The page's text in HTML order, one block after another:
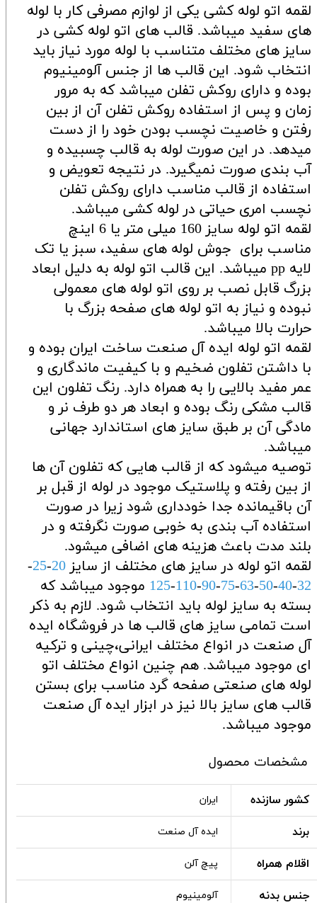
لقمه اتو لوله کشی یکی از لوازم مصرفی کار با لوله
های سفید میباشد. قالب های اتو لوله کشی در
سایز های مختلف متناسب با لوله مورد نیاز باید
انتخاب شود. این قالب ها از جنس آلومینیوم
بوده و دارای روکش تفلن میباشد که به مرور
زمان و پس از استفاده روکش تفلن آن از بین
رفتن و خاصیت نچسب بودن خود را از دست
میدهد. در این صورت لوله به قالب چسبیده و
آب بندی صورت نمیگیرد. در نتیجه تعویض و
استفاده از قالب مناسب دارای روکش تفلن
نچسب امری حیاتی در لوله کشی میباشد.
لقمه اتو لوله سایز 160 میلی متر یا 6 اینچ
مناسب برای جوش لوله های سفید، سبز یا تک
لایه pp میباشد. این قالب اتو لوله به دلیل ابعاد
بزرگ قابل نصب بر روی اتو لوله های معمولی
نبوده و نیاز به اتو لوله های صفحه بزرگ با
حرارت بالا میباشد.
لقمه اتو لوله ایده آل صنعت ساخت ایران بوده و
با داشتن تفلون ضخیم و با کیفیت ماندگاری و
عمر مفید بالایی را به همراه دارد. رنگ تفلون این
قالب مشکی رنگ بوده و ابعاد هر دو طرف نر و
مادگی آن بر طبق سایز های استاندارد جهانی
میباشد.
توصیه میشود که از قالب هایی که تفلون آن ها
از بین رفته و پلاستیک موجود در لوله از قبل بر
آن باقیمانده جدا خودداری شود زیرا در صورت
استفاده آب بندی به خوبی صورت نگرفته و در
بلند مدت باعث هزینه های اضافی میشود.
لقمه اتو لوله در سایز های مختلف از سایز 20
-
25
-
32
-
40
-
50
-
63
-
75
-
90
-
110
-
125 موجود میباشد که
بسته به سایز لوله باید انتخاب شود. لازم به ذکر
است تمامی سایز های قالب ها در فروشگاه ایده
آل صنعت در انواع مختلف ایرانی،چینی و ترکیه
ای موجود میباشد. هم چنین انواع مختلف اتو
لوله های صنعتی صفحه گرد مناسب برای بستن
قالب های سایز بالا نیز در ابزار ایده آل صنعت
موجود میباشد.
مشخصات محصول
کشور سازنده ایران
برند ایده آل صنعت
اقلام همراه پیچ آلن
جنس بدنه آلومینیوم